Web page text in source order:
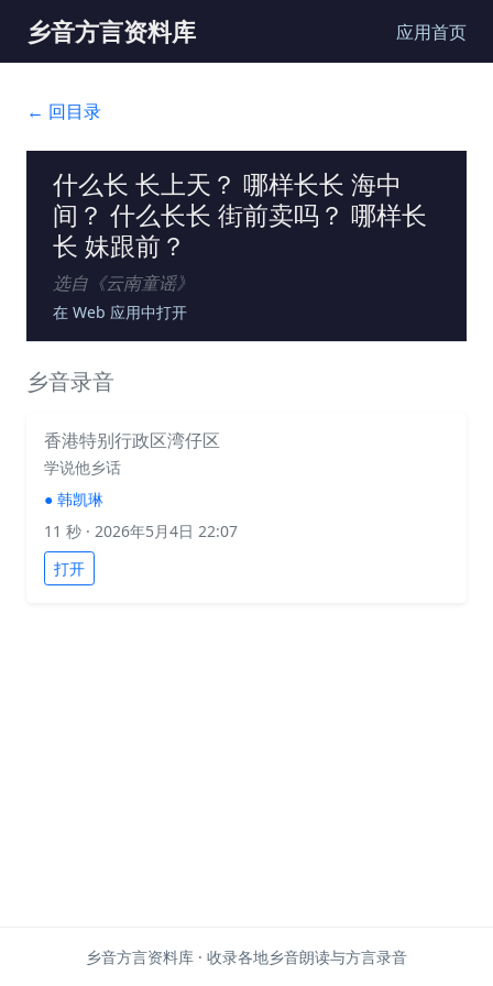
乡音方言资料库 应用首页
← 回目录
什么长 长上天？ 哪样长长 海中
间？ 什么长长 街前卖吗？ 哪样长
长 妹跟前？
选自《云南童谣》
在 Web 应用中打开
乡音录音
香港特别行政区湾仔区
学说他乡话
● 韩凯琳
11 秒 · 2026年5月4日 22:07
打开
乡音方言资料库 · 收录各地乡音朗读与方言录音